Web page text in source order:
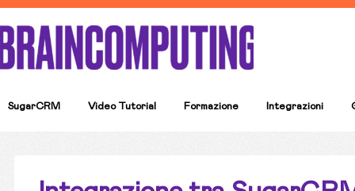
SugarCRM Video Tutorial Formazione Integrazioni